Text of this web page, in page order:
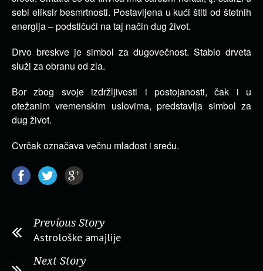
sebi eliksir besmrtnosti. Postavljena u kući štiti od štetnih
energija – podstičući na taj način dug život.
Drvo breskve je simbol za dugovečnost. Stablo drveta
služi za obranu od zla.
Bor zbog svoje izdržljivosti i postojanosti, čak i u
otežanim vremenskim uslovima, predstavlja simbol za
dug život.
Cvrčak označava večnu mladost i sreću.
Previous Story
Astrološke amajlije
Next Story